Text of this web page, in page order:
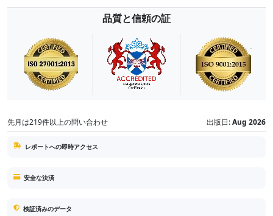
品質と信頼の証
先月は219件以上の問い合わせ 出版日:Aug 2026
レポートへの即時アクセス
安全な決済
検証済みのデータ